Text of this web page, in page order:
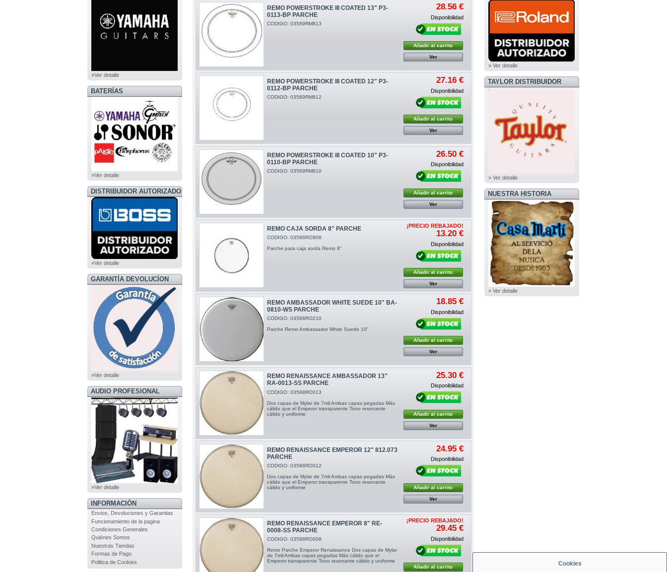
»Ver detalle
BATERÍAS
»Ver detalle
DISTRIBUIDOR AUTORIZADO
BOSS
»Ver detalle
GARANTÍA DEVOLUCÍON
»Ver detalle
AUDIO PROFESIONAL
»Ver detalle
INFORMACIÓN
Envios, Devoluciones y Garantias
Funcionamiento de la pagina
Condiciones Generales
Quiénes Somos
Nuestras Tiendas
Formas de Pago
Politica de Cookies
REMO POWERSTROKE III COATED 13" P3-
0113-BP PARCHE
CODIGO: 03589RM813
28.56 €
Disponibilidad
Añadir al carrito
Ver
REMO POWERSTROKE III COATED 12" P3-
0112-BP PARCHE
CODIGO: 03589RM812
27.16 €
Disponibilidad
Añadir al carrito
Ver
REMO POWERSTROKE III COATED 10" P3-
0110-BP PARCHE
CODIGO: 03589RM810
26.50 €
Disponibilidad
Añadir al carrito
Ver
REMO CAJA SORDA 8" PARCHE
CODIGO: 03588RO908
Parche para caja sorda Remo 8"
¡PRECIO REBAJADO!
13.20 €
Disponibilidad
Añadir al carrito
Ver
REMO AMBASSADOR WHITE SUEDE 10" BA-
0810-WS PARCHE
CODIGO: 03588RO210
Parche Remo Ambassador White Suede 10"
18.85 €
Disponibilidad
Añadir al carrito
Ver
REMO RENAISSANCE AMBASSADOR 13"
RA-0013-SS PARCHE
CODIGO: 03588RO013
Dos capas de Mylar de 7mil Ambas capas pegadas Más
cálido que el Emperor transparente Tono resonante
cálido y uniforme
25.30 €
Disponibilidad
Añadir al carrito
Ver
REMO RENAISSANCE EMPEROR 12" 812.073
PARCHE
CODIGO: 03588RO012
Dos capas de Mylar de 7mil Ambas capas pegadas Más
cálido que el Emperor transparente Tono resonante
cálido y uniforme
24.95 €
Disponibilidad
Añadir al carrito
Ver
REMO RENAISSANCE EMPEROR 8" RE-
0008-SS PARCHE
CODIGO: 03588RO008
Remo Parche Emperor Renaissance Dos capas de Mylar
de 7mil Ambas capas pegadas Más cálido que el
Emperor transparente Tono resonante cálido y uniforme
¡PRECIO REBAJADO!
29.45 €
Disponibilidad
Añadir al carrito
ROLAND
» Ver detalle
TAYLOR DISTRIBUIDOR
OFICIAL
» Ver detalle
NUESTRA HISTORIA
» Ver detalle
Cookies